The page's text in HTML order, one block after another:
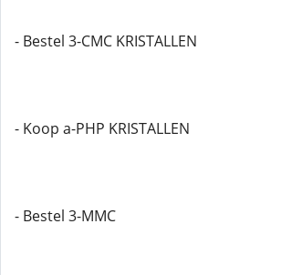
- Bestel 3-CMC KRISTALLEN
- Koop a-PHP KRISTALLEN
- Bestel 3-MMC